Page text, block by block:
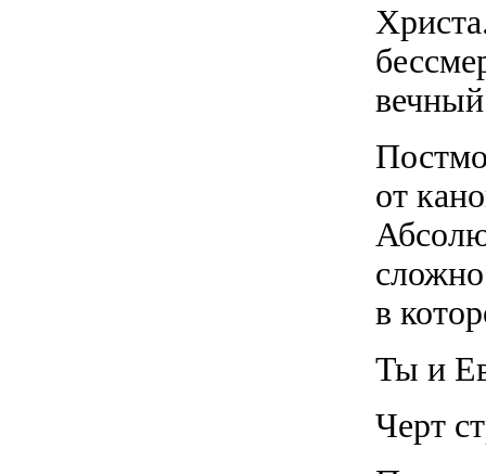
от
в
Ты и
Черт